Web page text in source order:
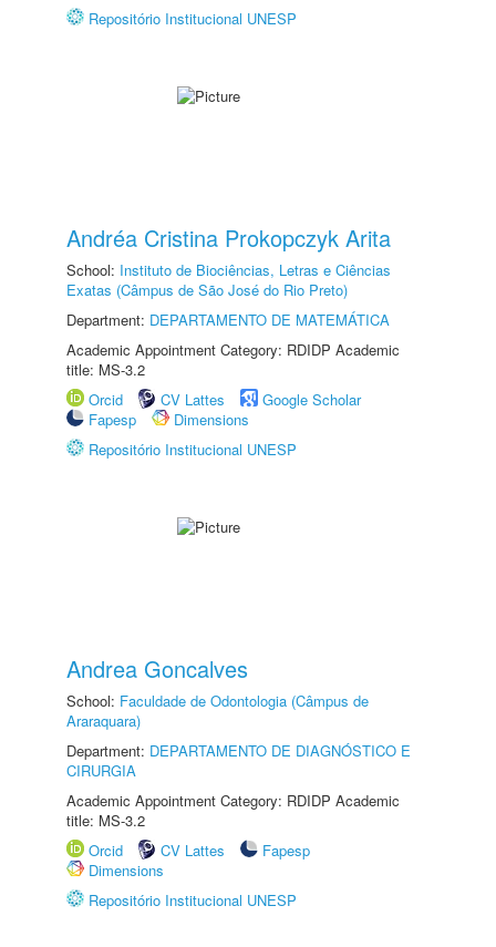
Repositório Institucional UNESP
Andréa Cristina Prokopczyk Arita
School: Instituto de Biociências, Letras e Ciências
Exatas (Câmpus de São José do Rio Preto)
Department: DEPARTAMENTO DE MATEMÁTICA
Academic Appointment Category: RDIDP Academic
title: MS-3.2
Orcid
CV Lattes
Google Scholar
Fapesp
Dimensions
Repositório Institucional UNESP
Andrea Goncalves
School: Faculdade de Odontologia (Câmpus de
Araraquara)
Department: DEPARTAMENTO DE DIAGNÓSTICO E
CIRURGIA
Academic Appointment Category: RDIDP Academic
title: MS-3.2
Orcid
CV Lattes
Fapesp
Dimensions
Repositório Institucional UNESP